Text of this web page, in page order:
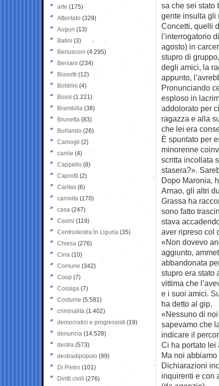
sa che sei stato
gente insulta gli
Concetti, quelli
l’interrogatorio
agosto) in
stupro di
degli amici, la
appunto,
Pronunciando
esploso in
addolorato per
ragazza e alla
che lei era
È spuntato per
minorenne
scritta incollata
stasera?».
Dopo Maronia,
Arnao, gli altri
Grassa ha
sono fatto
stava
aver ripreso col
«Non dovevo
aggiunto,
abbandonata
stupro era stato
vittima che
e i suoi amici.
ha detto al gip.
«Nessuno di
sapevamo che
indicare il
Ci ha portato lei
Ma noi abbiamo
Dichiarazioni
inquirenti e con
arte (175)
Attentato (329)
Auguri (13)
Batini (3)
Berlusconi (4.295)
Bersani (234)
Biasotti (12)
Boldrini (4)
Bossi (1.221)
Brambilla (38)
Brunetta (83)
Burlando (26)
Camogli (2)
canile (4)
Cappello (8)
Caprotti (2)
Caritas (6)
carovita (170)
casa (247)
Casini (119)
Centrodestra in Liguria (35)
Chiesa (276)
Cina (10)
Comune (342)
Coop (7)
Cossiga (7)
Costume (5.581)
criminalità (1.402)
democratici e progressisti (19)
denuncia (14.528)
destra (573)
destradipopolo (99)
Di Pietro (101)
Diritti civili (276)